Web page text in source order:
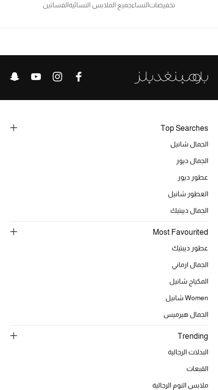
تخفيضاتالنساءجميع الملابس النسائيةالفساتين
Top Searches
الجمال شانيل
الجمال ديور
عطور ديور
العطور شانيل
الجمال ديبتيك
Most Favourited
عطور ديبتيك
الجمال ارماني
المكياج شانيل
Women شانيل
الجمال هيرميس
Trending
البدلات الرجالية
القبعات
ملابس النوم الرجالية